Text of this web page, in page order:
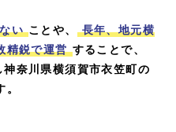
い ことや、
長年、地元横
精鋭で運営 することで、
神奈川県横須賀市衣笠町の